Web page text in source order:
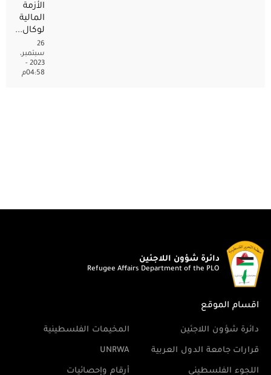
الأزمة
المالية
لوكال...
26
سبتمبر،
2023 -
04:58م
دائرة شؤون اللاجئين
Refugee Affairs Department of the PLO
اقسام الموقع
دائرة شؤون اللاجئين المخيمات الفلسطينية
قرارات جامعة الدول العربية UNRWA
اللجوء الفلسطيني أرقام وإحصائيات